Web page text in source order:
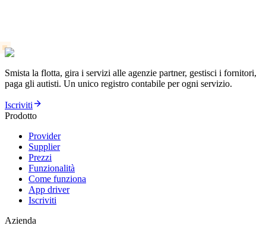
Smista la flotta, gira i servizi alle agenzie partner, gestisci i fornitori,
paga gli autisti. Un unico registro contabile per ogni servizio.
Iscriviti
Prodotto
Provider
Supplier
Prezzi
Funzionalità
Come funziona
App driver
Iscriviti
Azienda